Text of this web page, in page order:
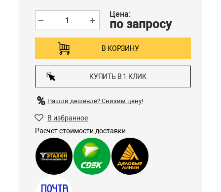
Цена:
по запросу
В КОРЗИНУ
КУПИТЬ В 1 КЛИК
Нашли дешевле? Снизим цену!
В избранное
Расчет стоимости доставки